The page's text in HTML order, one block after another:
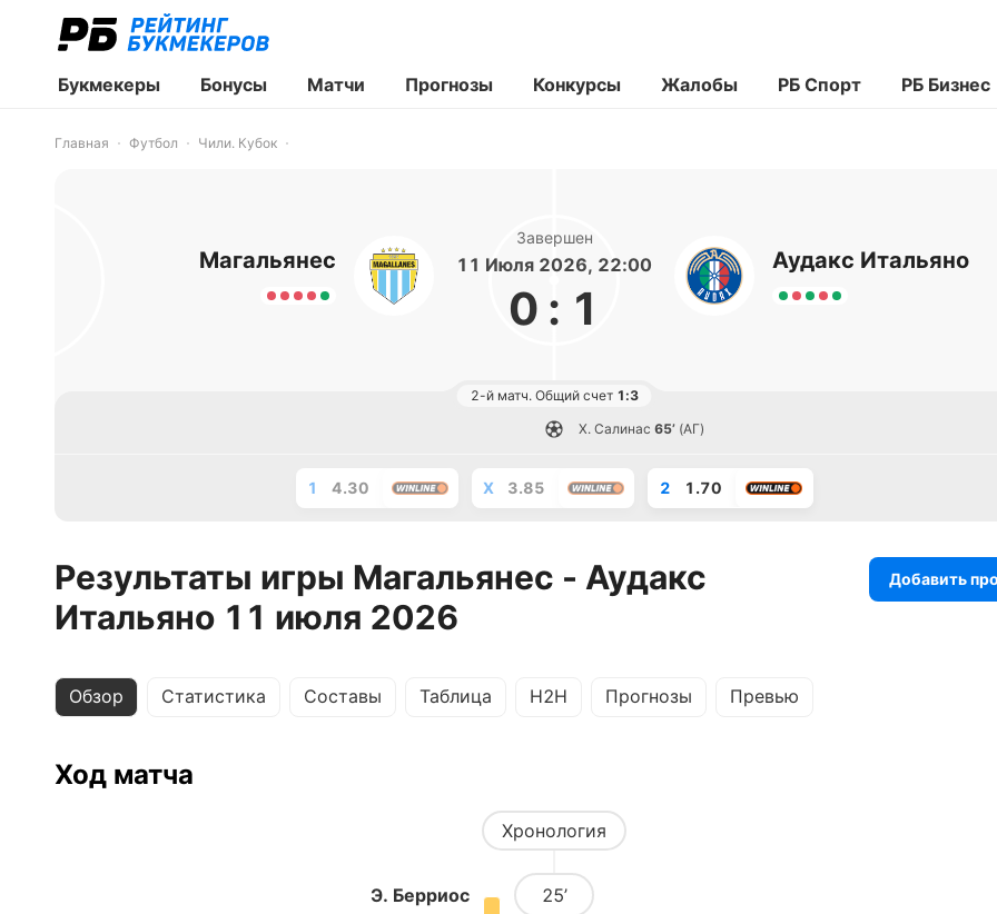
Букмекеры Бонусы Матчи Прогнозы Конкурсы Жалобы РБ Спорт РБ Бизнес
Главная Футбол Чили. Кубок
Магальянес
Завершен
11 Июля 2026, 22:00
0 : 1
Аудакс Итальяно
2-й матч. Общий счет 1:3
Х. Салинас 65’ (АГ)
1 4.30 X 3.85 2 1.70
Результаты игры Магальянес - Аудакс
Итальяно 11 июля 2026
Добавить
Обзор Статистика Составы Таблица H2H Прогнозы Превью
Ход матча
Хронология
Э. Берриос 25’